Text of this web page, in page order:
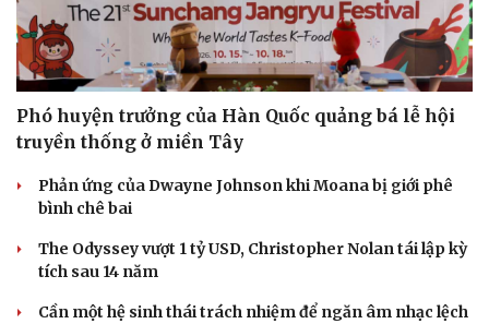
Phó huyện trưởng của Hàn Quốc quảng bá lễ hội
truyền thống ở miền Tây
Phản ứng của Dwayne Johnson khi Moana bị giới phê
bình chê bai
The Odyssey vượt 1 tỷ USD, Christopher Nolan tái lập kỳ
tích sau 14 năm
Cần một hệ sinh thái trách nhiệm để ngăn âm nhạc lệch